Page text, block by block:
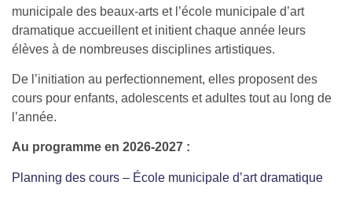
municipale des beaux-arts et l’école municipale d’art
dramatique accueillent et initient chaque année leurs
élèves à de nombreuses disciplines artistiques.
De l’initiation au perfectionnement, elles proposent des
cours pour enfants, adolescents et adultes tout au long de
l’année.
Au programme en 2026-2027 :
Planning des cours – École municipale d’art dramatique